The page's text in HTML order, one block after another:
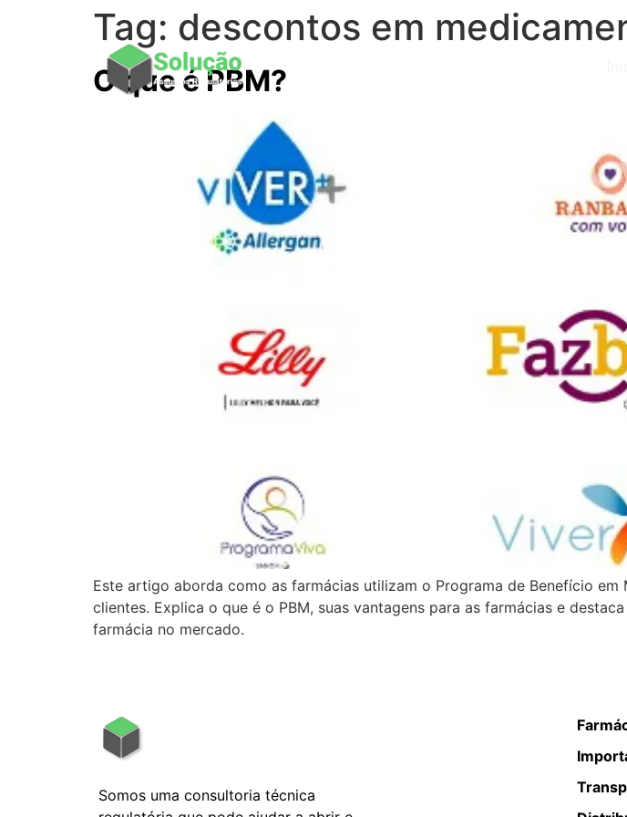
Tag: descontos em
O que é PBM?
Este artigo aborda como as farmácias utilizam o Programa de Benefício
clientes. Explica o que é o PBM, suas vantagens para as farmácias e
farmácia no mercado.
Somos uma consultoria técnica